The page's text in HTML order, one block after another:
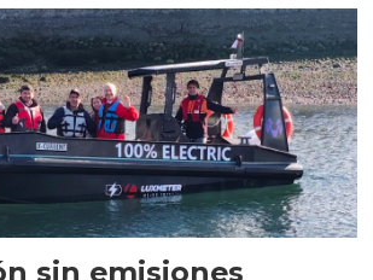
sin emisiones